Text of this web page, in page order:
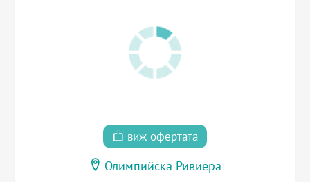
виж офертата
Олимпийска Ривиера